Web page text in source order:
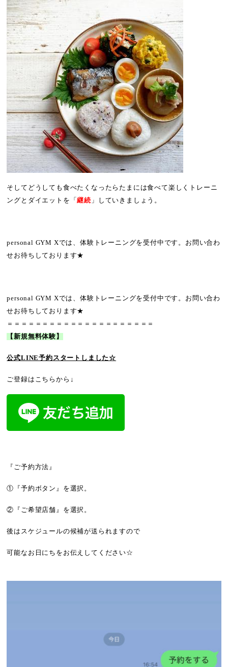
そしてどうしても食べたくなったらたまには食べて楽しくトレーニ
ングとダイエットを「継続 」していきましょう。
personal GYM Xでは、体験トレーニングを受付中です。お問い合わ
せお待ちしております★
personal GYM Xでは、体験トレーニングを受付中です。お問い合わ
せお待ちしております★
＝＝＝＝＝＝＝＝＝＝＝＝＝＝＝＝＝＝＝＝＝
【新規無料体験】
公式LINE予約 スタートしました☆
ご登録はこちらから↓
『ご予約方法』
①『予約ボタン』を選択。
②『ご希望店舗』を選択。
後はスケジュールの候補が送られますので
可能なお日にちをお伝えしてください☆